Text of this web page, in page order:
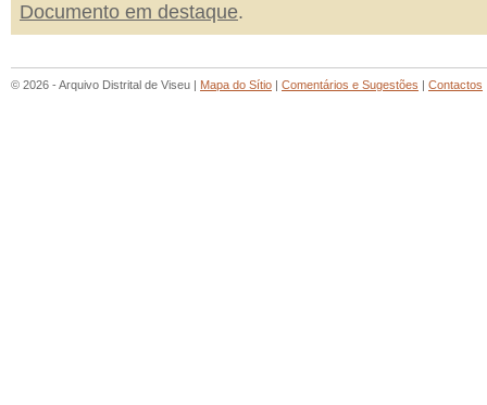
Documento em destaque.
© 2026 - Arquivo Distrital de Viseu | Mapa do Sítio | Comentários e Sugestões | Contactos